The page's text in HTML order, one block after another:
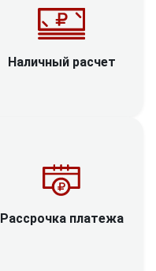
Наличный расчет
Рассрочка платежа